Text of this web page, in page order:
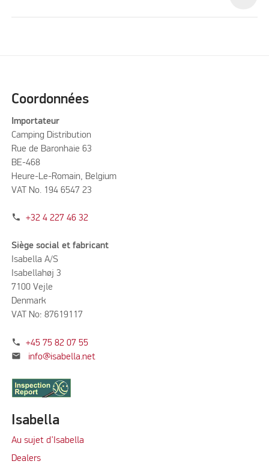
Coordonnées
Importateur
Camping Distribution
Rue de Baronhaie 63
BE-468
Heure-Le-Romain, Belgium
VAT No. 194 6547 23
phone +32 4 227 46 32
Siège social et fabricant
Isabella A/S
Isabellahøj 3
7100 Vejle
Denmark
VAT No: 87619117
phone +45 75 82 07 55
mail info@isabella.net
Isabella
Au sujet d’Isabella
Dealers